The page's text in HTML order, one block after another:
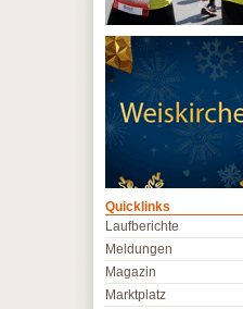
Quicklinks
Laufberichte
Meldungen
Magazin
Marktplatz